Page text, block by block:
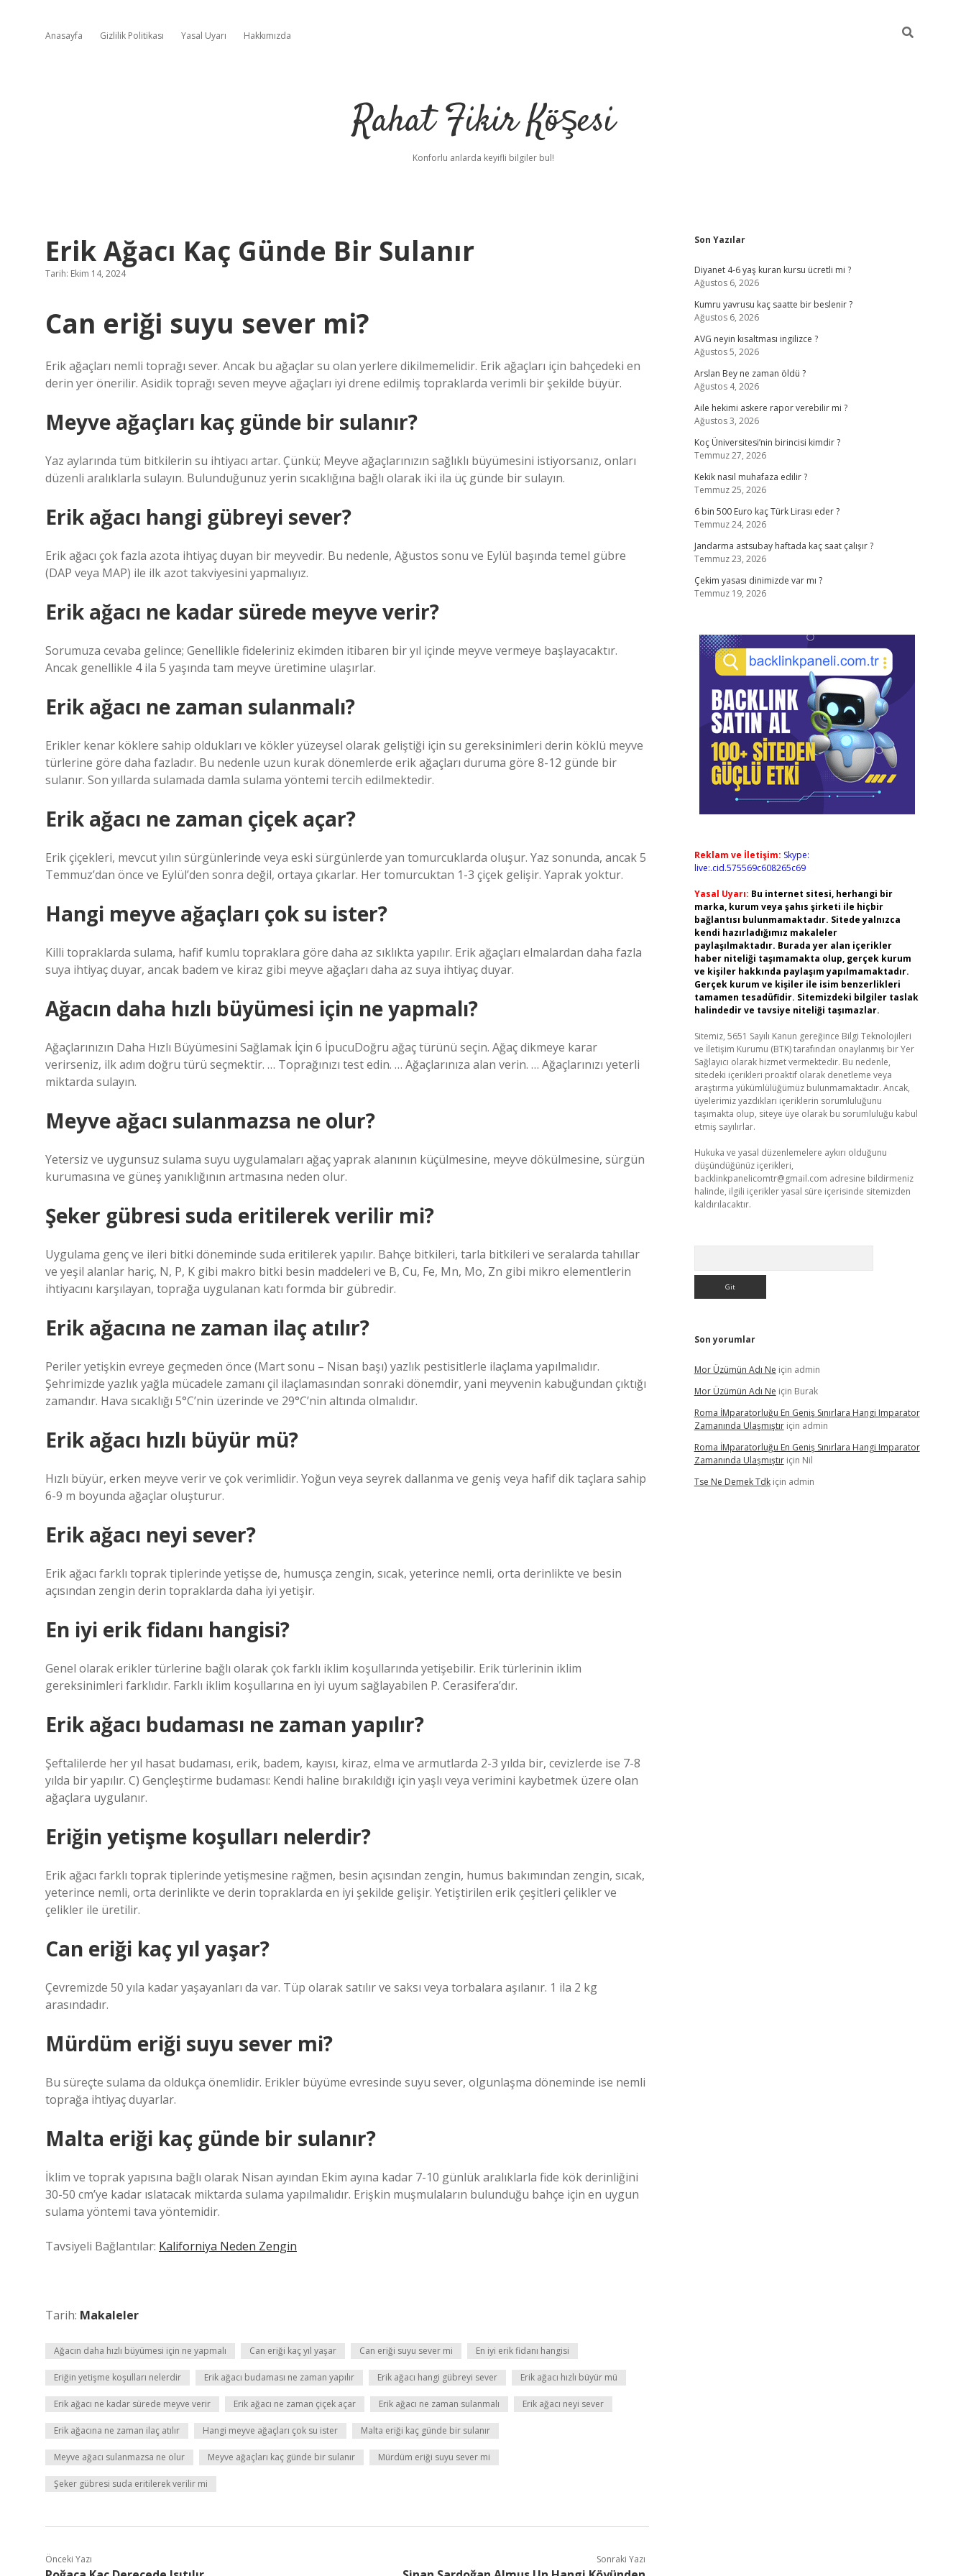
Anasayfa Gizlilik Politikası Yasal Uyarı Hakkımızda
Rahat Fikir Köşesi
Konforlu anlarda keyifli bilgiler bul!
Erik Ağacı Kaç Günde Bir Sulanır
Tarih: Ekim 14, 2024
Can eriği suyu sever mi?
Erik ağaçları nemli toprağı sever. Ancak bu ağaçlar su olan yerlere dikilmemelidir. Erik ağaçları için bahçedeki en
derin yer önerilir. Asidik toprağı seven meyve ağaçları iyi drene edilmiş topraklarda verimli bir şekilde büyür.
Meyve ağaçları kaç günde bir sulanır?
Yaz aylarında tüm bitkilerin su ihtiyacı artar. Çünkü; Meyve ağaçlarınızın sağlıklı büyümesini istiyorsanız, onları
düzenli aralıklarla sulayın. Bulunduğunuz yerin sıcaklığına bağlı olarak iki ila üç günde bir sulayın.
Erik ağacı hangi gübreyi sever?
Erik ağacı çok fazla azota ihtiyaç duyan bir meyvedir. Bu nedenle, Ağustos sonu ve Eylül başında temel gübre
(DAP veya MAP) ile ilk azot takviyesini yapmalıyız.
Erik ağacı ne kadar sürede meyve verir?
Sorumuza cevaba gelince; Genellikle fideleriniz ekimden itibaren bir yıl içinde meyve vermeye başlayacaktır.
Ancak genellikle 4 ila 5 yaşında tam meyve üretimine ulaşırlar.
Erik ağacı ne zaman sulanmalı?
Erikler kenar köklere sahip oldukları ve kökler yüzeysel olarak geliştiği için su gereksinimleri derin köklü meyve
türlerine göre daha fazladır. Bu nedenle uzun kurak dönemlerde erik ağaçları duruma göre 8-12 günde bir
sulanır. Son yıllarda sulamada damla sulama yöntemi tercih edilmektedir.
Erik ağacı ne zaman çiçek açar?
Erik çiçekleri, mevcut yılın sürgünlerinde veya eski sürgünlerde yan tomurcuklarda oluşur. Yaz sonunda, ancak 5
Temmuz’dan önce ve Eylül’den sonra değil, ortaya çıkarlar. Her tomurcuktan 1-3 çiçek gelişir. Yaprak yoktur.
Hangi meyve ağaçları çok su ister?
Killi topraklarda sulama, hafif kumlu topraklara göre daha az sıklıkta yapılır. Erik ağaçları elmalardan daha fazla
suya ihtiyaç duyar, ancak badem ve kiraz gibi meyve ağaçları daha az suya ihtiyaç duyar.
Ağacın daha hızlı büyümesi için ne yapmalı?
Ağaçlarınızın Daha Hızlı Büyümesini Sağlamak İçin 6 İpucuDoğru ağaç türünü seçin. Ağaç dikmeye karar
verirseniz, ilk adım doğru türü seçmektir. … Toprağınızı test edin. … Ağaçlarınıza alan verin. … Ağaçlarınızı yeterli
miktarda sulayın.
Meyve ağacı sulanmazsa ne olur?
Yetersiz ve uygunsuz sulama suyu uygulamaları ağaç yaprak alanının küçülmesine, meyve dökülmesine, sürgün
kurumasına ve güneş yanıklığının artmasına neden olur.
Şeker gübresi suda eritilerek verilir mi?
Uygulama genç ve ileri bitki döneminde suda eritilerek yapılır. Bahçe bitkileri, tarla bitkileri ve seralarda tahıllar
ve yeşil alanlar hariç, N, P, K gibi makro bitki besin maddeleri ve B, Cu, Fe, Mn, Mo, Zn gibi mikro elementlerin
ihtiyacını karşılayan, toprağa uygulanan katı formda bir gübredir.
Erik ağacına ne zaman ilaç atılır?
Periler yetişkin evreye geçmeden önce (Mart sonu – Nisan başı) yazlık pestisitlerle ilaçlama yapılmalıdır.
Şehrimizde yazlık yağla mücadele zamanı çil ilaçlamasından sonraki dönemdir, yani meyvenin kabuğundan çıktığı
zamandır. Hava sıcaklığı 5°C’nin üzerinde ve 29°C’nin altında olmalıdır.
Erik ağacı hızlı büyür mü?
Hızlı büyür, erken meyve verir ve çok verimlidir. Yoğun veya seyrek dallanma ve geniş veya hafif dik taçlara sahip
6-9 m boyunda ağaçlar oluşturur.
Erik ağacı neyi sever?
Erik ağacı farklı toprak tiplerinde yetişse de, humusça zengin, sıcak, yeterince nemli, orta derinlikte ve besin
açısından zengin derin topraklarda daha iyi yetişir.
En iyi erik fidanı hangisi?
Genel olarak erikler türlerine bağlı olarak çok farklı iklim koşullarında yetişebilir. Erik türlerinin iklim
gereksinimleri farklıdır. Farklı iklim koşullarına en iyi uyum sağlayabilen P. Cerasifera’dır.
Erik ağacı budaması ne zaman yapılır?
Şeftalilerde her yıl hasat budaması, erik, badem, kayısı, kiraz, elma ve armutlarda 2-3 yılda bir, cevizlerde ise 7-8
yılda bir yapılır. C) Gençleştirme budaması: Kendi haline bırakıldığı için yaşlı veya verimini kaybetmek üzere olan
ağaçlara uygulanır.
Eriğin yetişme koşulları nelerdir?
Erik ağacı farklı toprak tiplerinde yetişmesine rağmen, besin açısından zengin, humus bakımından zengin, sıcak,
yeterince nemli, orta derinlikte ve derin topraklarda en iyi şekilde gelişir. Yetiştirilen erik çeşitleri çelikler ve
çelikler ile üretilir.
Can eriği kaç yıl yaşar?
Çevremizde 50 yıla kadar yaşayanları da var. Tüp olarak satılır ve saksı veya torbalara aşılanır. 1 ila 2 kg
arasındadır.
Mürdüm eriği suyu sever mi?
Bu süreçte sulama da oldukça önemlidir. Erikler büyüme evresinde suyu sever, olgunlaşma döneminde ise nemli
toprağa ihtiyaç duyarlar.
Malta eriği kaç günde bir sulanır?
İklim ve toprak yapısına bağlı olarak Nisan ayından Ekim ayına kadar 7-10 günlük aralıklarla fide kök derinliğini
30-50 cm’ye kadar ıslatacak miktarda sulama yapılmalıdır. Erişkin muşmulaların bulunduğu bahçe için en uygun
sulama yöntemi tava yöntemidir.
Tavsiyeli Bağlantılar: Kaliforniya Neden Zengin
Tarih: Makaleler
Ağacın daha hızlı büyümesi için ne yapmalı Can eriği kaç yıl yaşar Can eriği suyu sever mi En iyi erik fidanı hangisi
Eriğin yetişme koşulları nelerdir Erik ağacı budaması ne zaman yapılır Erik ağacı hangi gübreyi sever Erik ağacı hızlı büyür mü
Erik ağacı ne kadar sürede meyve verir Erik ağacı ne zaman çiçek açar Erik ağacı ne zaman sulanmalı Erik ağacı neyi sever
Erik ağacına ne zaman ilaç atılır Hangi meyve ağaçları çok su ister Malta eriği kaç günde bir sulanır
Meyve ağacı sulanmazsa ne olur Meyve ağaçları kaç günde bir sulanır Mürdüm eriği suyu sever mi
Şeker gübresi suda eritilerek verilir mi
Önceki Yazı Sonraki Yazı
Sidebar
Son Yazılar
Diyanet 4-6 yaş kuran kursu ücretli mi ?
Ağustos 6, 2026
Kumru yavrusu kaç saatte bir beslenir ?
Ağustos 6, 2026
AVG neyin kısaltması ingilizce ?
Ağustos 5, 2026
Arslan Bey ne zaman öldü ?
Ağustos 4, 2026
Aile hekimi askere rapor verebilir mi ?
Ağustos 3, 2026
Koç Üniversitesi’nin birincisi kimdir ?
Temmuz 27, 2026
Kekik nasıl muhafaza edilir ?
Temmuz 25, 2026
6 bin 500 Euro kaç Türk Lirası eder ?
Temmuz 24, 2026
Jandarma astsubay haftada kaç saat çalışır ?
Temmuz 23, 2026
Çekim yasası dinimizde var mı ?
Temmuz 19, 2026
Reklam ve İletişim: Skype:
live:.cid.575569c608265c69
Yasal Uyarı: Bu internet sitesi, herhangi bir
marka, kurum veya şahıs şirketi ile hiçbir
bağlantısı bulunmamaktadır. Sitede yalnızca
kendi hazırladığımız makaleler
paylaşılmaktadır. Burada yer alan içerikler
haber niteliği taşımamakta olup, gerçek kurum
ve kişiler hakkında paylaşım yapılmamaktadır.
Gerçek kurum ve kişiler ile isim benzerlikleri
tamamen tesadüfidir. Sitemizdeki bilgiler taslak
halindedir ve tavsiye niteliği taşımazlar.
Sitemiz, 5651 Sayılı Kanun gereğince Bilgi Teknolojileri
ve İletişim Kurumu (BTK) tarafından onaylanmış bir Yer
Sağlayıcı olarak hizmet vermektedir. Bu nedenle,
sitedeki içerikleri proaktif olarak denetleme veya
araştırma yükümlülüğümüz bulunmamaktadır. Ancak,
üyelerimiz yazdıkları içeriklerin sorumluluğunu
taşımakta olup, siteye üye olarak bu sorumluluğu kabul
etmiş sayılırlar.
Hukuka ve yasal düzenlemelere aykırı olduğunu
düşündüğünüz içerikleri,
backlinkpanelicomtr@gmail.com adresine bildirmeniz
halinde, ilgili içerikler yasal süre içerisinde sitemizden
kaldırılacaktır.
Son yorumlar
Mor Üzümün Adı Ne için admin
Mor Üzümün Adı Ne için Burak
Roma İMparatorluğu En Geniş Sınırlara Hangi Imparator
Zamanında Ulaşmıştıriçin admin
Roma İMparatorluğu En Geniş Sınırlara Hangi Imparator
Zamanında Ulaşmıştıriçin Nil
Tse Ne Demek Tdkiçin admin
ilbet yeni giriş